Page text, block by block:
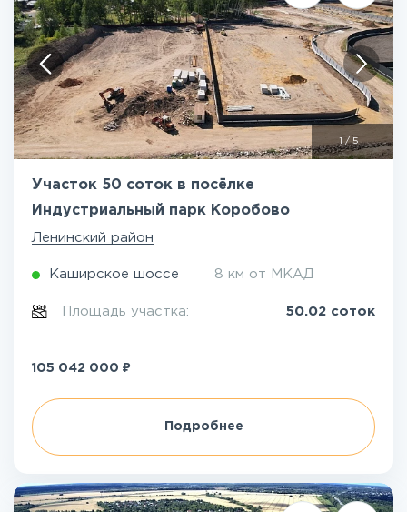
/5
Участок 50 соток в посёлке
Индустриальный парк Коробово
Ленинский район
Каширское шоссе 8 км от МКАД
Площадь участка: 50.02 соток
105 042 000 ₽
Подробнее